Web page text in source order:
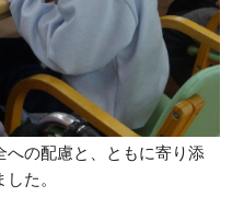
の配慮と、ともに寄り添
た。